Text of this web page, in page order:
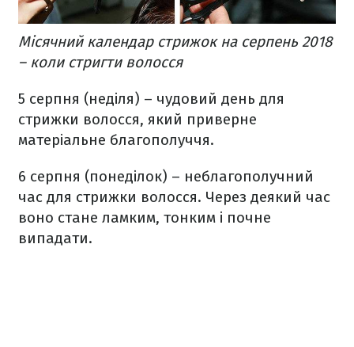
Місячний календар стрижок на серпень 2018
– коли стригти волосся
5 серпня (неділя) – чудовий день для
стрижки волосся, який приверне
матеріальне благополуччя.
6 серпня (понеділок) – неблагополучний
час для стрижки волосся. Через деякий час
воно стане ламким, тонким і почне
випадати.